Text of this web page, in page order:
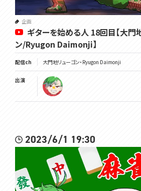
企画
ギターを始める人 18回目【大門
ン/Ryugon Daimonji】
配信ch 大門地リューゴン・Ryugon Daimonji
出演
2023/6/1 19:30